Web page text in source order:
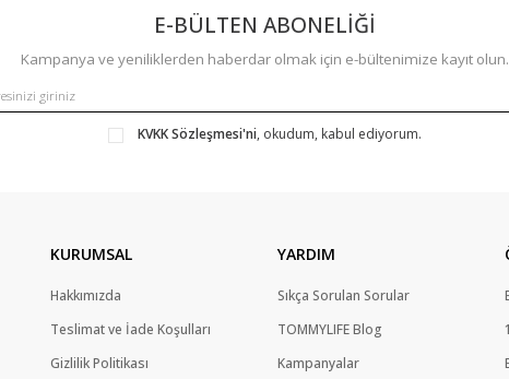
E-BÜLTEN ABONELİĞİ
Kampanya ve yeniliklerden haberdar olmak için e-bültenimize kayıt olun.
KVKK Sözleşmesi'ni, okudum, kabul ediyorum.
KURUMSAL
Hakkımızda
Teslimat ve İade Koşulları
Gizlilik Politikası
YARDIM
Sıkça Sorulan Sorular
TOMMYLIFE Blog
Kampanyalar